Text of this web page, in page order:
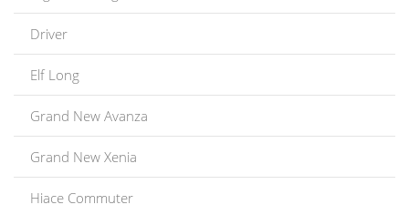
Driver
Elf Long
Grand New Avanza
Grand New Xenia
Hiace Commuter